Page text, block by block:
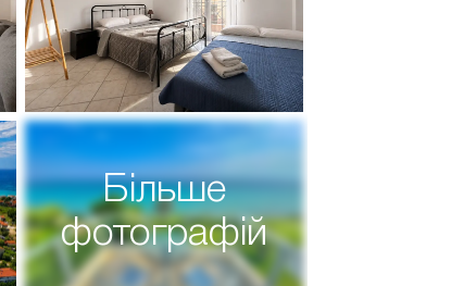
Більше
фотографій